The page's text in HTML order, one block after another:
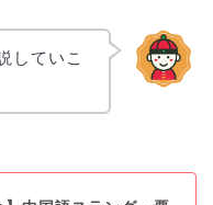
していこ